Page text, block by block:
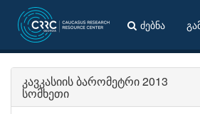
ძებნა
კავკასიის ბარომეტრი 2013
სომხეთი